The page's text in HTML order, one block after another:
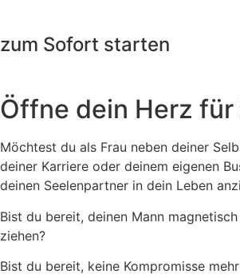
zum Sofort starten
Öffne dein Herz für
Möchtest du als Frau neben deiner
deiner Karriere oder deinem eigenen
deinen Seelenpartner in dein Leben
Bist du bereit, deinen Mann
ziehen?
Bist du bereit, keine Kompromisse